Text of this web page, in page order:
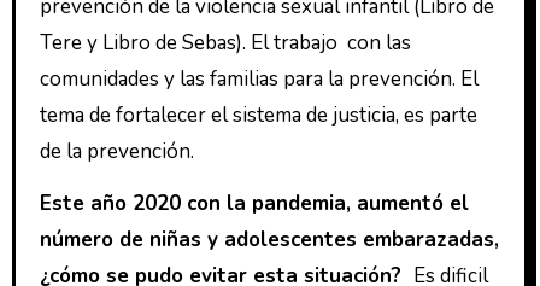
prevención de la violencia sexual infantil (Libro de
Tere y Libro de Sebas). El trabajo con las
comunidades y las familias para la prevención. El
tema de fortalecer el sistema de justicia, es parte
de la prevención.
Este año 2020 con la pandemia, aumentó el
número de niñas y adolescentes embarazadas,
¿cómo se pudo evitar esta situación? Es dificil